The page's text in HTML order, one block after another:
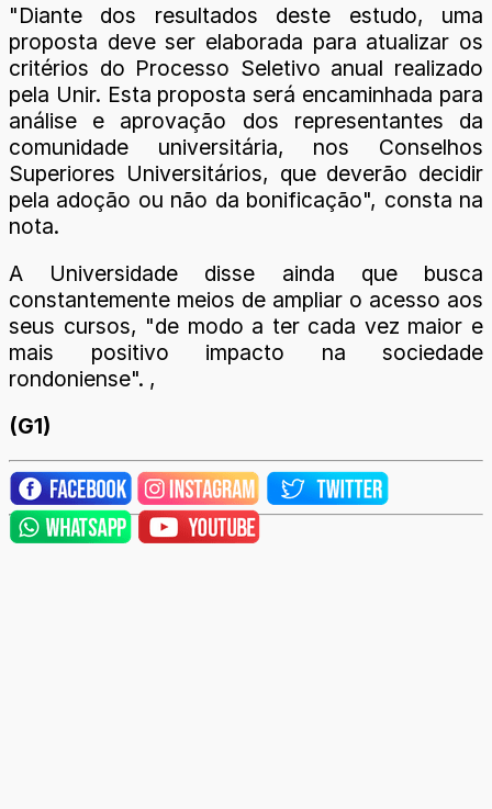
"Diante dos resultados deste estudo, uma
proposta deve ser elaborada para atualizar os
critérios do Processo Seletivo anual realizado
pela Unir. Esta proposta será encaminhada para
análise e aprovação dos representantes da
comunidade universitária, nos Conselhos
Superiores Universitários, que deverão decidir
pela adoção ou não da bonificação", consta na
nota.
A Universidade disse ainda que busca
constantemente meios de ampliar o acesso aos
seus cursos, "de modo a ter cada vez maior e
mais positivo impacto na sociedade
rondoniense". ,
(G1)